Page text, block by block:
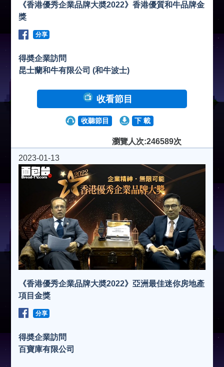
《香港優秀企業品牌大奬2022》香港優質和牛品牌金
獎
分享
得奬企業訪問
昆士蘭和牛有限公司 (和牛波士)
收看節目
收聽節目 下 載
瀏覽人次:246589次
2023-01-13
《香港優秀企業品牌大奬2022》亞洲最佳迷你房地產
項目金獎
分享
得奬企業訪問
百寶庫有限公司